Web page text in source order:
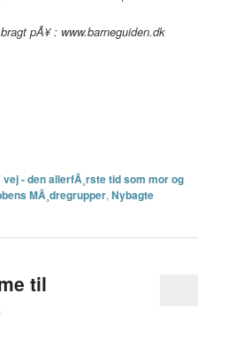
pÃ¥ : www.barneguiden.dk
vej - den allerfÃ¸rste tid som mor og
MÃ¸dregrupper,Nybagte
til